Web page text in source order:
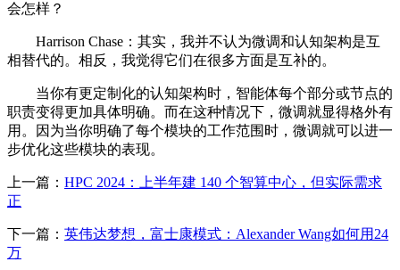
会怎样？
Harrison Chase：其实，我并不认为微调和认知架构是互
相替代的。相反，我觉得它们在很多方面是互补的。
当你有更定制化的认知架构时，智能体每个部分或节点的
职责变得更加具体明确。而在这种情况下，微调就显得格外有
用。因为当你明确了每个模块的工作范围时，微调就可以进一
步优化这些模块的表现。
上一篇： HPC 2024：上半年建 140 个智算中心，但实际需求
正
下一篇： 英伟达梦想，富士康模式：Alexander Wang如何用24
万